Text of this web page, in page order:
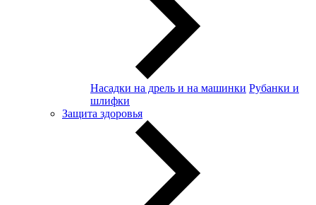
Насадки на дрель и на машинки Рубанки и
шлифки
Защита здоровья